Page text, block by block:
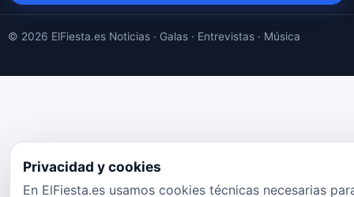
© 2026 ElFiesta.es Noticias · Galas · Entrevistas · Música
Privacidad y cookies
En ElFiesta.es usamos cookies técnicas necesarias